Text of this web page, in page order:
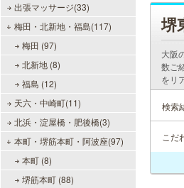
出張マッサージ(33)
梅田・北新地・福島(117)
梅田 (97)
北新地 (8)
福島 (12)
天六・中崎町(11)
北浜・淀屋橋・肥後橋(3)
本町・堺筋本町・阿波座(97)
本町 (8)
堺筋本町 (88)
堺
大阪
数ご
をリ
検索
こだ